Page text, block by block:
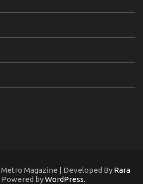
Metro Magazine | Developed By Rara
Powered byWordPress.